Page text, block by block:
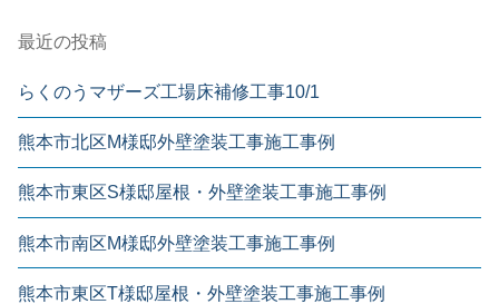
最近の投稿
らくのうマザーズ工場床補修工事10/1
熊本市北区M様邸外壁塗装工事施工事例
熊本市東区S様邸屋根・外壁塗装工事施工事例
熊本市南区M様邸外壁塗装工事施工事例
熊本市東区T様邸屋根・外壁塗装工事施工事例